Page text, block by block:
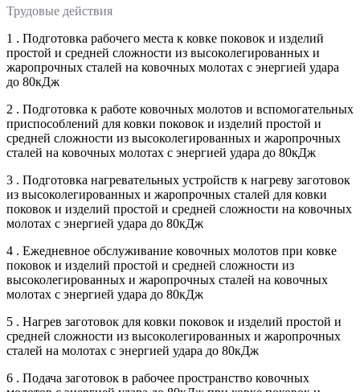
Трудовые действия
1 . Подготовка рабочего места к ковке поковок и изделий
простой и средней сложности из высоколегированных и
жаропрочных сталей на ковочных молотах с энергией удара
до 80кДж
2 . Подготовка к работе ковочных молотов и вспомогательных
приспособлений для ковки поковок и изделий простой и
средней сложности из высоколегированных и жаропрочных
сталей на ковочных молотах с энергией удара до 80кДж
3 . Подготовка нагревательных устройств к нагреву заготовок
из высоколегированных и жаропрочных сталей для ковки
поковок и изделий простой и средней сложности на ковочных
молотах с энергией удара до 80кДж
4 . Ежедневное обслуживание ковочных молотов при ковке
поковок и изделий простой и средней сложности из
высоколегированных и жаропрочных сталей на ковочных
молотах с энергией удара до 80кДж
5 . Нагрев заготовок для ковки поковок и изделий простой и
средней сложности из высоколегированных и жаропрочных
сталей на молотах с энергией удара до 80кДж
6 . Подача заготовок в рабочее пространство ковочных